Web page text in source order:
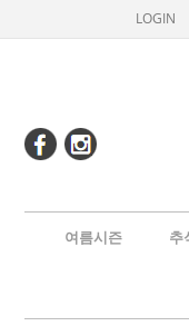
LOGIN
여름시즌 추